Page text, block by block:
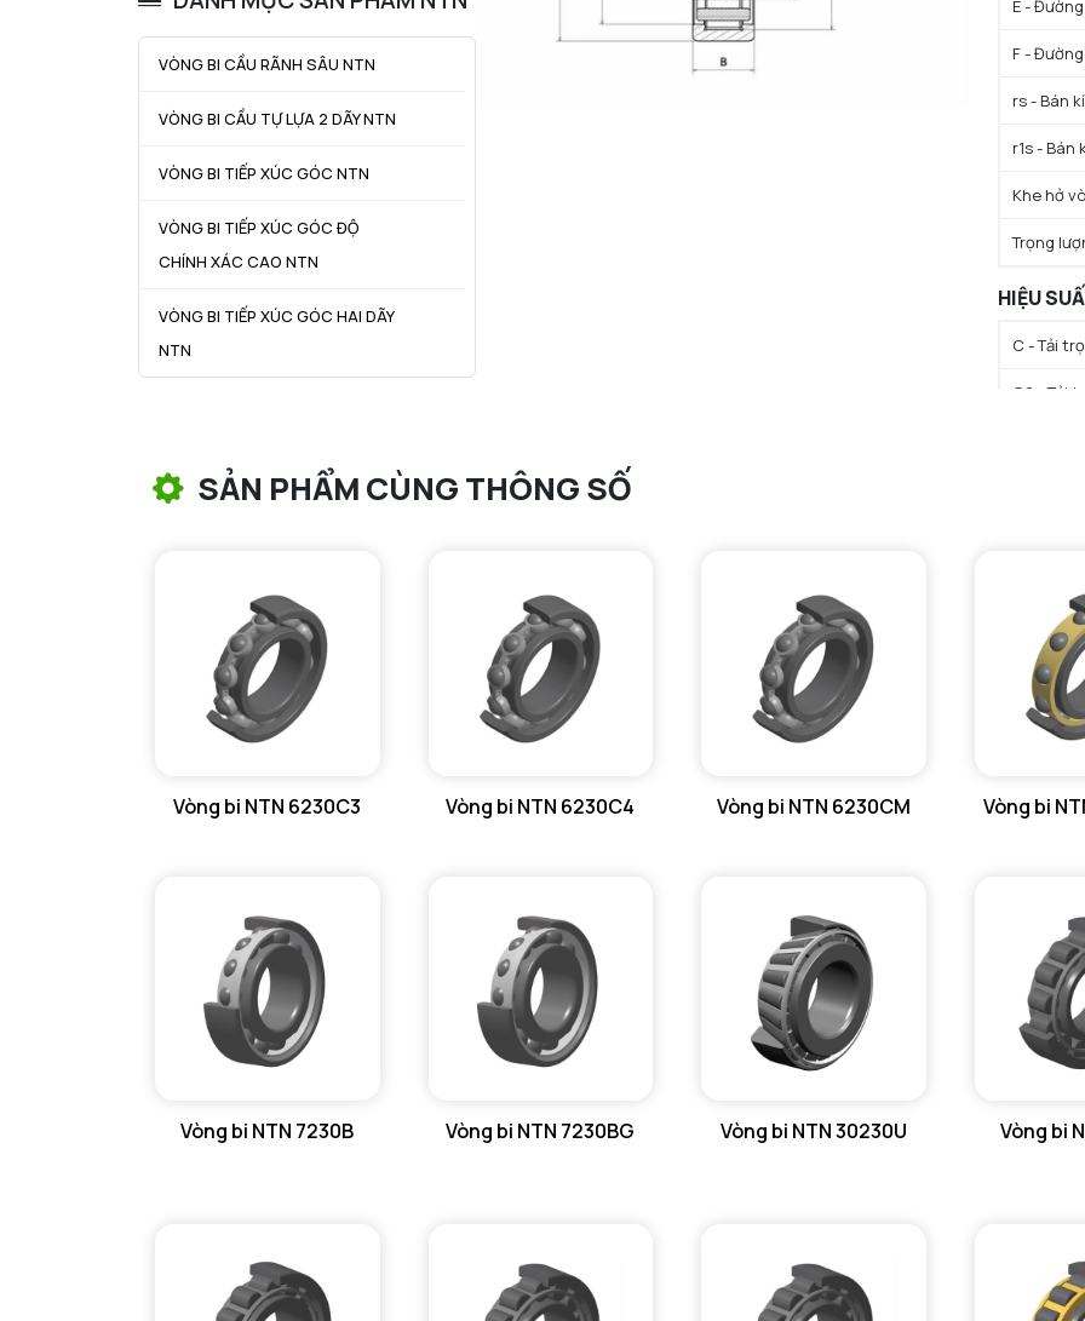
VÒNG BI CẦU RÃNH SÂU NTN
VÒNG BI CẦU TỰ LỰA 2 DÃY NTN
VÒNG BI TIẾP XÚC GÓC NTN
VÒNG BI TIẾP XÚC GÓC ĐỘ
CHÍNH XÁC CAO NTN
VÒNG BI TIẾP XÚC GÓC HAI DÃY
NTN
VÒNG BI ĐŨA TRỤ NTN
VÒNG BI KIM NTN
VÒNG BI CHẶN TRỤC NTN
GỐI ĐỠ NTN
PHỤ KIỆN NTN
MÁY GIA NHIỆT NTN
E -
F -
rs - Bán
r1s -
Khe hở
Trọng
HIỆU
C - Tải
C0 - Tải
Tmax -
GIỚI HẠN
da min
db min -
ra max
r1a -
SẢN PHẨM CÙNG THÔNG SỐ
Vòng bi NTN 6230C3 Vòng bi NTN 6230C4 Vòng bi NTN 6230CM Vòng bi
Vòng bi NTN 7230B Vòng bi NTN 7230BG Vòng bi NTN 30230U Vòng bi